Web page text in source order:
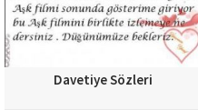
Davetiye Sözleri